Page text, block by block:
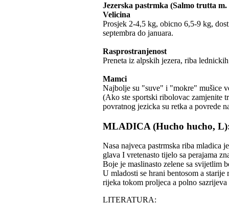
Jezerska pastrmka (Salmo trutta
Velicina
Prosjek 2-4,5 kg, obicno 6,5-9 kg,
septembra do januara.
Rasprostranjenost
Preneta iz alpskih jezera, riba
Mamci
Najbolje su "suve" i "mokre" mušice
(Ako ste sportski ribolovac zamjenite
povratnog jezicka su retka a povrede
MLADICA (Hucho hucho,
Nasa najveca pastrmska riba mladica
glava I vretenasto tijelo sa perajama
Boje je maslinasto zelene sa svijetlim
U mladosti se hrani bentosom a
rijeka tokom proljeca a polno
LITERATURA: